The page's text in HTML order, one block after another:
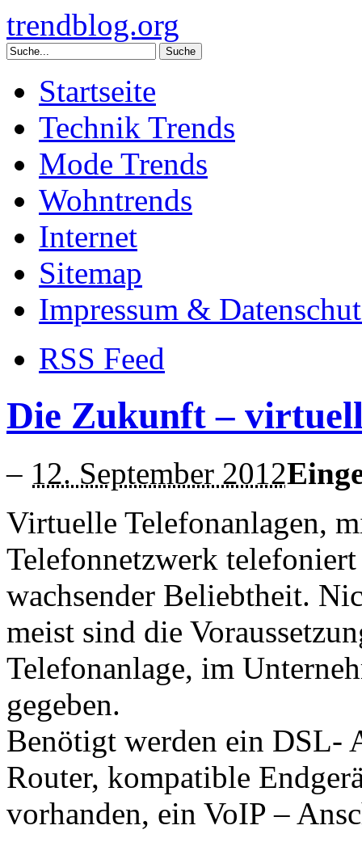
trendblog.org
Startseite
Technik Trends
Mode Trends
Wohntrends
Internet
Sitemap
Impressum &
RSS Feed
Die Zukunft –
– 12. September 2012
Virtuelle Telefonanlagen,
Telefonnetzwerk
wachsender Beliebtheit.
meist sind die
Telefonanlage, im
gegeben.
Benötigt werden ein DSL-
Router, kompatible
vorhanden, ein VoIP –